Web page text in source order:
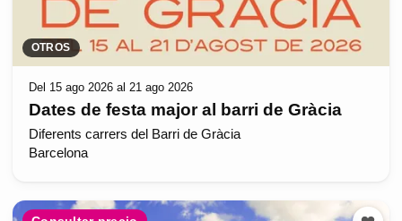
OTROS
Del 15 ago 2026 al 21 ago 2026
Dates de festa major al barri de Gràcia
Diferents carrers del Barri de Gràcia
Barcelona